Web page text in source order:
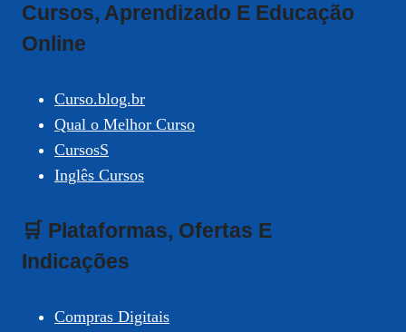
Cursos, Aprendizado E Educação
Online
Curso.blog.br
Qual o Melhor Curso
CursosS
Inglês Cursos
🛒 Plataformas, Ofertas E
Indicações
Compras Digitais